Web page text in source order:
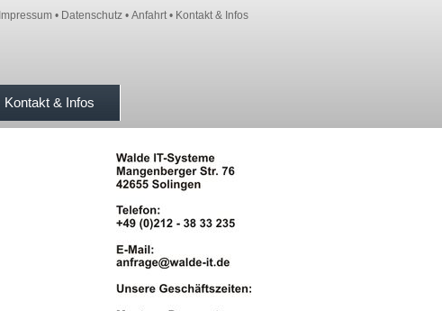
Impressum • Datenschutz • Anfahrt• Kontakt & Infos
Kontakt & Infos